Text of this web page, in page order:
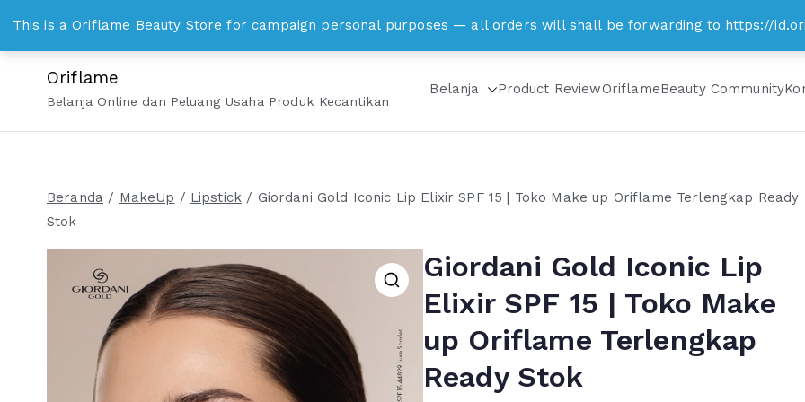
This is a Oriflame Beauty Store for campaign personal purposes — all orders will shall be forwarding to https://
WhatsApp 0813 8328 1000 bisniskosmetika@gmail.com
Oriflame
Belanja Online dan Peluang Usaha Produk Kecantikan
Belanja Product ReviewOriflameBeauty Community
Beranda / MakeUp / Lipstick / Giordani Gold Iconic Lip Elixir SPF 15 | Toko Make up Oriflame Terlengkap Ready
Stok
Giordani Gold Iconic Lip
Elixir SPF 15 | Toko Make
up Oriflame Terlengkap
Ready Stok